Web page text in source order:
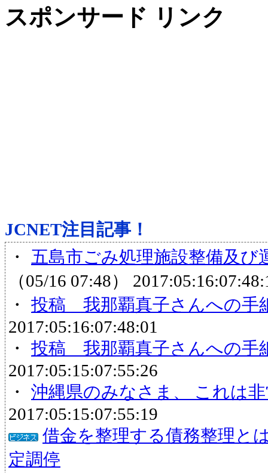
スポンサード リンク
JCNET注目記事！
・ 五島市ごみ処理施設整備及
（05/16 07:48）
・ 投稿 我那覇真子さんへの
2017:05:16:07:48:01
・ 投稿 我那覇真子さんへの
2017:05:15:07:55:26
・ 沖縄県のみなさま、 これは
2017:05:15:07:55:19
借金を整理する債務整理と
定調停